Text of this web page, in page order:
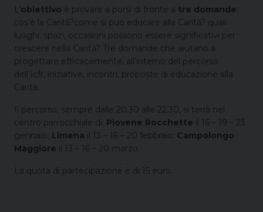
L’ obiettivo è provare a porsi di fronte a tre domande
cos’è la Carità?come si può educare alla Carità? quali
luoghi, spazi, occasioni possono essere significativi per
crescere nella Carità? Tre domande che aiutano a
progettare efficacemente, all’interno del percorso
dell’Icfr, iniziative, incontri, proposte di educazione alla
Carità.
Il percorso, sempre dalle 20.30 alle 22.30, si terrà nel
centro parrocchiale di: Piovene Rocchette il 16 – 19 – 23
gennaio; Limena il 13 – 16 – 20 febbraio; Campolongo
Maggiore il 13 – 16 – 20 marzo.
La quota di partecipazione è di 15 euro.